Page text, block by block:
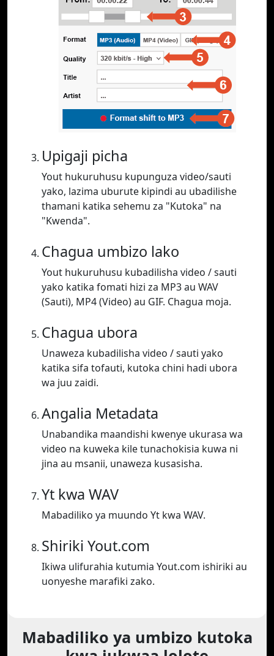
Upigaji picha
Yout hukuruhusu kupunguza video/sauti
yako, lazima uburute kipindi au ubadilishe
thamani katika sehemu za "Kutoka" na
"Kwenda".
Chagua umbizo lako
Yout hukuruhusu kubadilisha video / sauti
yako katika fomati hizi za MP3 au WAV
(Sauti), MP4 (Video) au GIF. Chagua moja.
Chagua ubora
Unaweza kubadilisha video / sauti yako
katika sifa tofauti, kutoka chini hadi ubora
wa juu zaidi.
Angalia Metadata
Unabandika maandishi kwenye ukurasa wa
video na kuweka kile tunachokisia kuwa ni
jina au msanii, unaweza kusasisha.
Yt kwa WAV
Mabadiliko ya muundo Yt kwa WAV.
Shiriki Yout.com
Ikiwa ulifurahia kutumia Yout.com ishiriki au
uonyeshe marafiki zako.
Mabadiliko ya umbizo kutoka